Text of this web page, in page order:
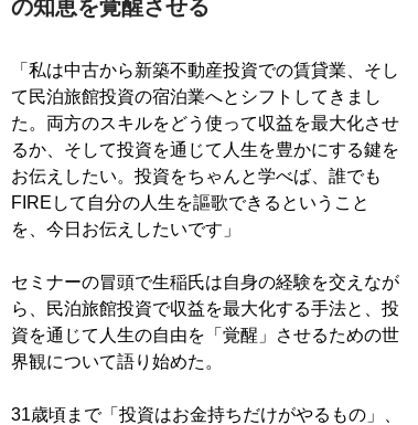
の知恵を覚醒させる
「私は中古から新築不動産投資での賃貸業、そし
て民泊旅館投資の宿泊業へとシフトしてきまし
た。両方のスキルをどう使って収益を最大化させ
るか、そして投資を通じて人生を豊かにする鍵を
お伝えしたい。投資をちゃんと学べば、誰でも
FIREして自分の人生を謳歌できるということ
を、今日お伝えしたいです」
セミナーの冒頭で生稲氏は自身の経験を交えなが
ら、民泊旅館投資で収益を最大化する手法と、投
資を通じて人生の自由を「覚醒」させるための世
界観について語り始めた。
31歳頃まで「投資はお金持ちだけがやるもの」、